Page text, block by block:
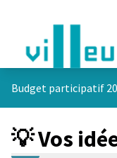
Budget participatif
💡 Vos